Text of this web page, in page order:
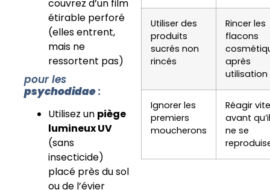
couvrez d’un film
étirable perforé
(elles entrent,
mais ne
ressortent pas)
pour les
psychodidae:
Utilisez un piège
lumineux UV
(sans
insecticide)
placé près du sol
ou de l’évier
Utiliser des
produits
sucrés non
rincés
Rincer les
flacons
après
utilisation
Ignorer les
premiers
moucherons
Réagir vite
avant
ne se